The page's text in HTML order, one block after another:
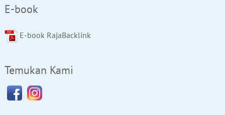
E-book
E-book RajaBacklink
Temukan Kami